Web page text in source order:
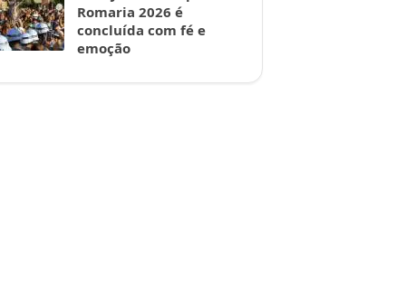
Romaria 2026 é
concluída com fé e
emoção